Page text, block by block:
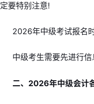
定要特别注意!
2026年中级考试报名
中级考生需要先进行
二、2026年中级会计